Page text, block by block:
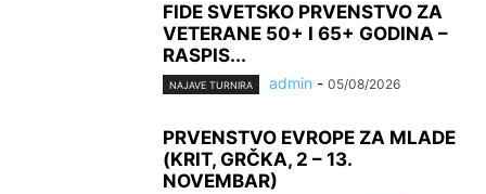
FIDE SVETSKO PRVENSTVO ZA
VETERANE 50+ I 65+ GODINA –
RASPIS...
NAJAVE TURNIRA admin - 05/08/2026
PRVENSTVO EVROPE ZA MLADE
(KRIT, GRČKA, 2 – 13.
NOVEMBAR)